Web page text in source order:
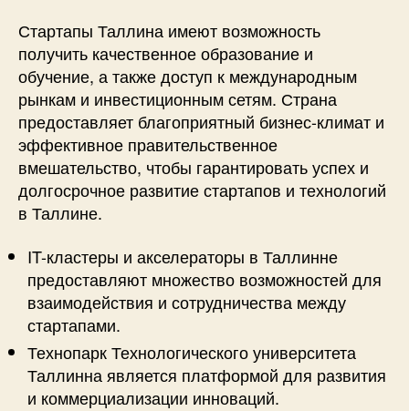
Стартапы Таллина имеют возможность
получить качественное образование и
обучение, а также доступ к международным
рынкам и инвестиционным сетям. Страна
предоставляет благоприятный бизнес-климат и
эффективное правительственное
вмешательство, чтобы гарантировать успех и
долгосрочное развитие стартапов и технологий
в Таллине.
IT-кластеры и акселераторы в Таллинне
предоставляют множество возможностей для
взаимодействия и сотрудничества между
стартапами.
Технопарк Технологического университета
Таллинна является платформой для развития
и коммерциализации инноваций.